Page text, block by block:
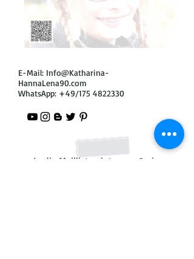
E-Mail: Info@Katharina-
HannaLena90.com
WhatsApp: +49/175 4822330
In die Mailliste eintragen & eine